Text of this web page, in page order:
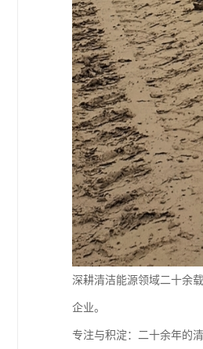
深耕清洁能源领域二十余
企业。
专注与积淀：二十余年的